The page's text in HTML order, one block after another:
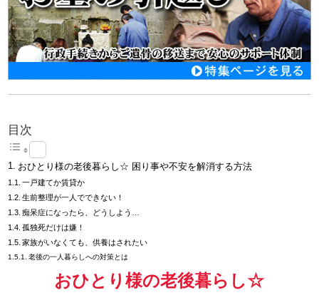
目次
おひとり様の老後暮らし☆ 困り事や不安を解消する方法
一戸建てか賃貸か
生前整理が一人でできない！
痴呆症になったら、どうしよう…
孤独死だけは嫌！
家族がいなくても、供養はされたい
老後の一人暮らしへの対策とは
おひとり様の老後暮らし☆